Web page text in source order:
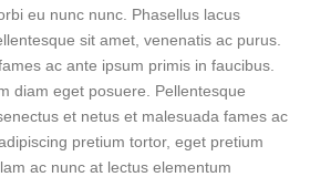
eu nunc nunc. Phasellus lacus
sit amet, venenatis ac purus.
ac ante ipsum primis in faucibus.
diam eget posuere. Pellentesque
et netus et malesuada fames ac
pretium tortor, eget pretium
ac nunc at lectus elementum